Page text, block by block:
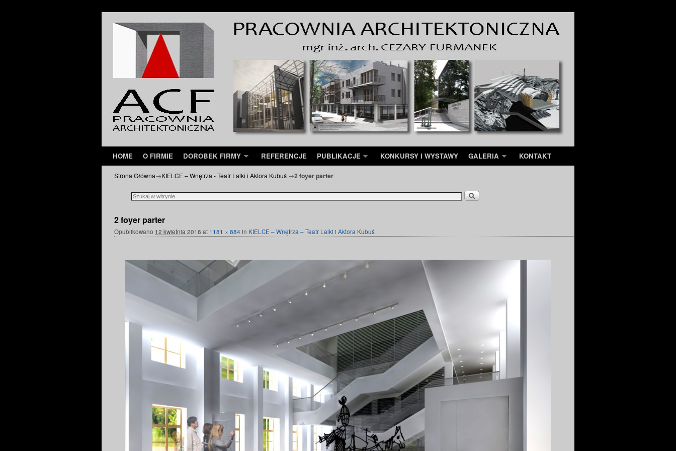
HOME O FIRMIE DOROBEK FIRMY REFERENCJE PUBLIKACJE KONKURSY I WYSTAWY GALERIA KONTAKT
Strona Główna→KIELCE – Wnętrza - Teatr Lalki i Aktora Kubuś →2 foyer parter
2 foyer parter
Opublikowano 12 kwietnia 2018 at 1181 × 884 in KIELCE – Wnętrza – Teatr Lalki i Aktora Kubuś